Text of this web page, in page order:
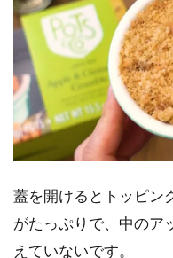
蓋を開けるとトッピン
がたっぷりで、中のア
えていないです。